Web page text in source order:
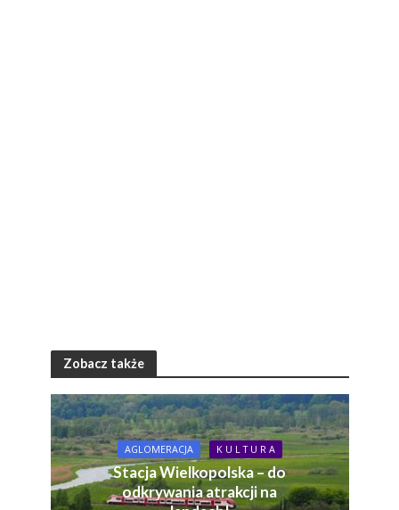
Zobacz także
AGLOMERACJA K U L T U R A
Stacja Wielkopolska – do
odkrywania atrakcji na